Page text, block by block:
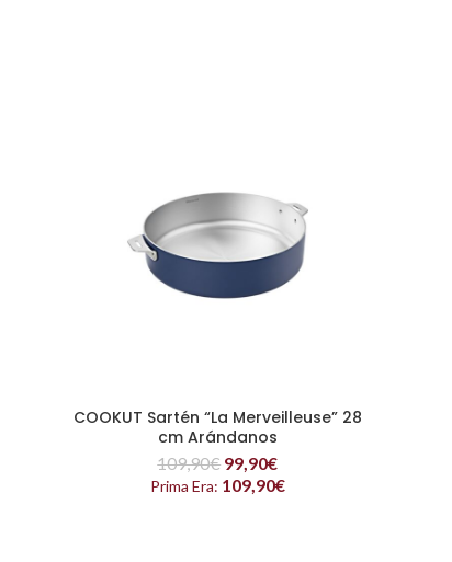
LEER MÁS
COOKUT Sartén “La Merveilleuse” 28
cm Arándanos
109,90€ 99,90€
Prima Era: 109,90€